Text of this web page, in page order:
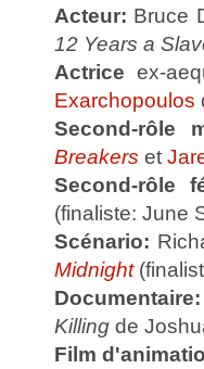
Acteur: Bruce
12 Years a
Actrice ex-
Exarchopoulos
Second-rôle
Breakers et
Second-rôle
(finaliste: June
Scénario:
Midnight
Documentaire:
Killing de
Film